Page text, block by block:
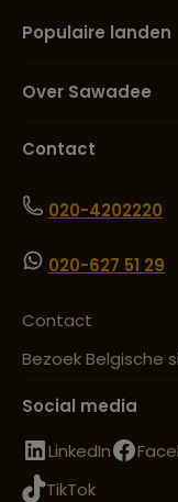
Populaire landen
Over Sawadee
Contact
020-4202220
020-627 51 29
Contact
Bezoek Belgische
Social media
LinkedIn
TikTok